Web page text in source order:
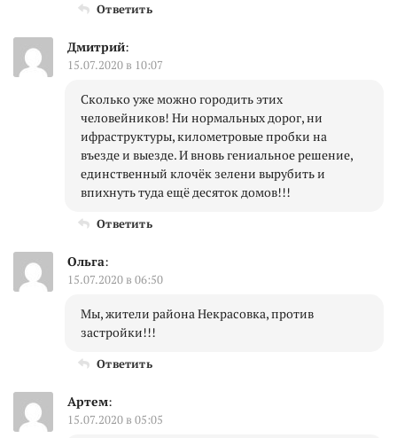
Ответить
Дмитрий:
15.07.2020 в 10:07
Сколько уже можно городить этих
человейников! Ни нормальных дорог, ни
ифраструктуры, километровые пробки на
въезде и выезде. И вновь гениальное решение,
единственный клочёк зелени вырубить и
впихнуть туда ещё десяток домов!!!
Ответить
Ольга:
15.07.2020 в 06:50
Мы, жители района Некрасовка, против
застройки!!!
Ответить
Артем:
15.07.2020 в 05:05